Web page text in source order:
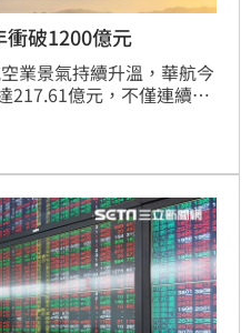
破1200億元
業景氣持續升溫，華航今
217.61億元，不僅連續4
，上半年合併營收更首度
。（記者唐家興）